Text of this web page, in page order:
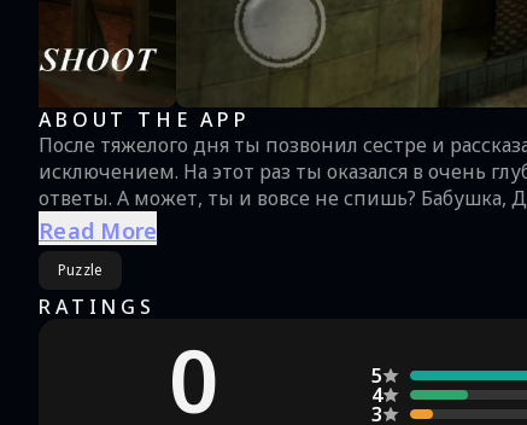
ABOUT THE APP
После тяжелого дня ты позвонил сестре и
исключением. На этот раз ты оказался в очень
ответы. А может, ты и вовсе не спишь?
твоему пробуждению.- Твоя задача - раскрывать
Но всё не так просто.- Тебе доступно несколько
секретов.ПОМНИ. ЭТО НЕ ОФИЦИАЛЬНАЯ ИГРА,
Read More
Puzzle
RATINGS
0 5
4
3